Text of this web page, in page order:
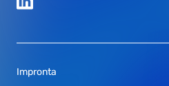
Impronta